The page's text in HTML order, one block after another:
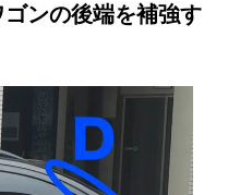
ンの後端を補強す